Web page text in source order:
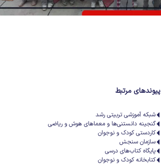
پیوندهای مرتبط
شبکه آموزشی تربیتی رشد
گنجینه دانستنی‌ها و معماهای هوش و ریاضی
کاردستی کودک و نوجوان
سازمان سنجش
پایگاه کتاب‌های درسی
کتابخانه کودک و نوجوان